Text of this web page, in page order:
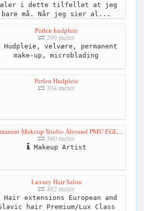
i dette tilfellet at jeg
bare må. Når jeg sier al...
Perlen hudpleie
299 meter
Hudpleie, velvære, permanent
make-up, microblading
Perlen Hudpleie
304 meter
Makeup Studio Ålesund PMU EGL...
360 meter
Makeup Artist
Luxury Hair Salon
482 meter
Hair extensions European and
hair Premium/Lux Class